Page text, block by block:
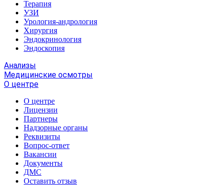
Терапия
УЗИ
Урология-андрология
Хирургия
Эндокринология
Эндоскопия
Анализы
Медицинские осмотры
О центре
О центре
Лицензии
Партнеры
Надзорные органы
Реквизиты
Вопрос-ответ
Вакансии
Документы
ДМС
Оставить отзыв